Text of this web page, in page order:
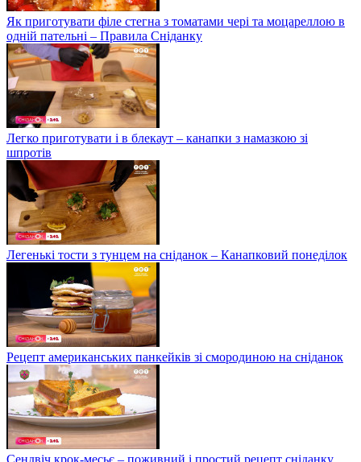
Як приготувати філе стегна з томатами чері та моцареллою в
одній пательні – Правила Сніданку
Легко приготувати і в блекаут – канапки з намазкою зі
шпротів
Легенькі тости з тунцем на сніданок – Канапковий понеділок
Рецепт американських панкейків зі смородиною на сніданок
Сендвіч крок-месьє – поживний і простий рецепт сніданку